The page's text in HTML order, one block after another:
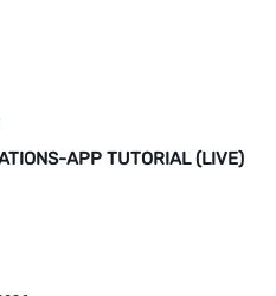
APP TUTORIAL (LIVE)